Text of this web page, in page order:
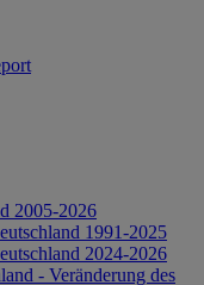
2005-2026
1991-2025
2024-2026
- Veränderung des